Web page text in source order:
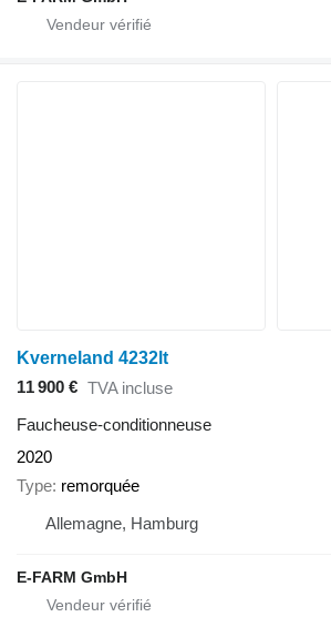
Kverneland 4232lt
11 900 € TVA incluse
Faucheuse-conditionneuse
2020
Type remorquée
Allemagne, Hamburg
E-FARM GmbH